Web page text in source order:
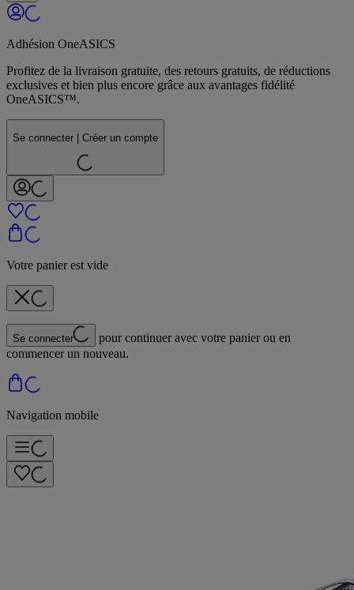
Adhésion OneASICS
Profitez de la livraison gratuite, des retours gratuits, de réductions
exclusives et bien plus encore grâce aux avantages fidélité
OneASICS™.
Se connecter | Créer un compte
Votre panier est vide
Se connecter
pour continuer avec votre panier ou en
commencer un nouveau.
Navigation mobile